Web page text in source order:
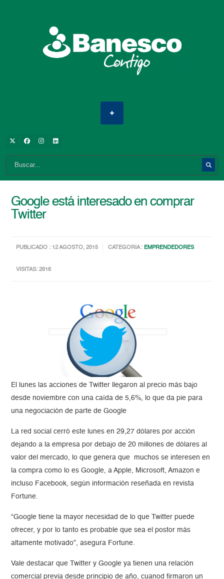
Google está interesado en comprar
Twitter
PUBLICADO : 12 AGOSTO, 2015 CATEGORIA : EMPRENDEDORES
VISITAS: 2616
El lunes las acciones de Twitter llegaron al precio más bajo
desde noviembre con una caída de 5,6%, lo que da pie para
una negociación de parte de Google
La red social cerró este lunes en 29,27 dólares por acción
dejando a la empresa por debajo de 20 millones de dólares al
valor del mercado, lo que genera que muchos se interesen en
la compra como lo es Google, a Apple, Microsoft, Amazon e
incluso Facebook, según información reseñada en revista
Fortune.
“Google tiene la mayor necesidad de lo que Twitter puede
ofrecer, y por lo tanto es probable que sea el postor más
altamente motivado”, asegura Fortune.
Vale destacar que Twitter y Google ya tienen una relación
comercial previa desde principio de año, cuanod firmaron un